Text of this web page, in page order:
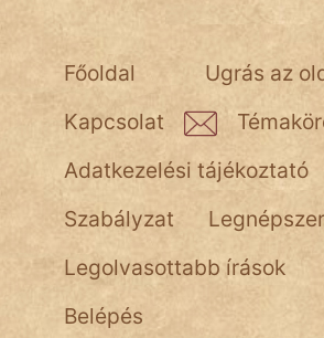
Hunor
Jób Gedeon
Láron Ádám
mikkamakka
vörös ördög
nagyöreg
Ugrás az
Főoldal
Kapcsolat
Adatkezelési tájékoztató
Szabályzat
Legolvasottabb írások
Belépés